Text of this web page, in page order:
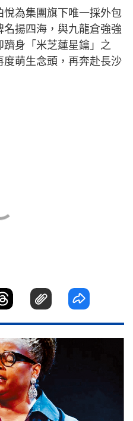
為集團旗下唯一採外包
揚四海，與九龍倉強強
身「米芝蓮星鑰」之
萌生念頭，再奔赴長沙